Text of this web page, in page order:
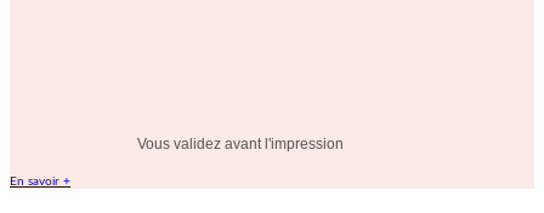
Vous validez avant l'impression
En savoir +